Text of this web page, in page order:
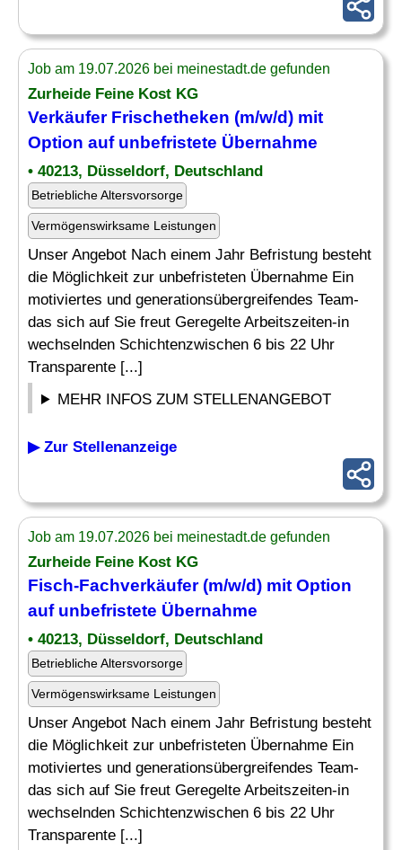
Job am 19.07.2026 bei meinestadt.de gefunden
Zurheide Feine Kost KG
Verkäufer Frischetheken (m/w/d) mit
Option auf unbefristete Übernahme
• 40213, Düsseldorf, Deutschland
Betriebliche Altersvorsorge
Vermögenswirksame Leistungen
Unser Angebot Nach einem Jahr Befristung besteht
die Möglichkeit zur unbefristeten Übernahme Ein
motiviertes und generationsübergreifendes Team-
das sich auf Sie freut Geregelte Arbeitszeiten-in
wechselnden Schichtenzwischen 6 bis 22 Uhr
Transparente [...]
MEHR INFOS ZUM STELLENANGEBOT
▶ Zur Stellenanzeige
Job am 19.07.2026 bei meinestadt.de gefunden
Zurheide Feine Kost KG
Fisch-Fachverkäufer (m/w/d) mit Option
auf unbefristete Übernahme
• 40213, Düsseldorf, Deutschland
Betriebliche Altersvorsorge
Vermögenswirksame Leistungen
Unser Angebot Nach einem Jahr Befristung besteht
die Möglichkeit zur unbefristeten Übernahme Ein
motiviertes und generationsübergreifendes Team-
das sich auf Sie freut Geregelte Arbeitszeiten-in
wechselnden Schichtenzwischen 6 bis 22 Uhr
Transparente [...]